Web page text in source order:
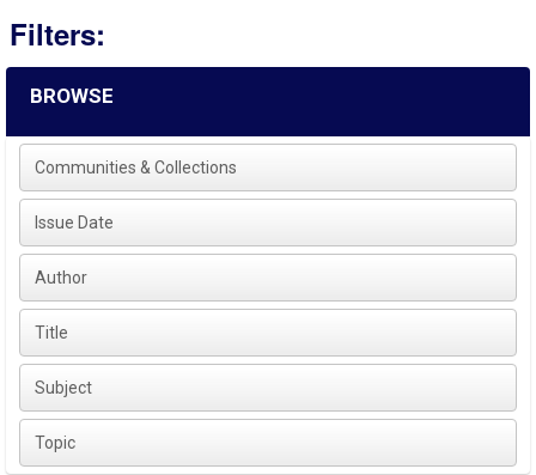
Filters:
BROWSE
Communities & Collections
Issue Date
Author
Title
Subject
Topic